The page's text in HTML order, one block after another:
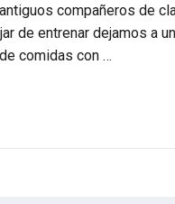
compañeros de
de entrenar dejamos a
comidas con …